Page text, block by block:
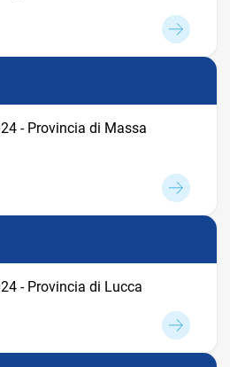
- Provincia di Massa
- Provincia di Lucca